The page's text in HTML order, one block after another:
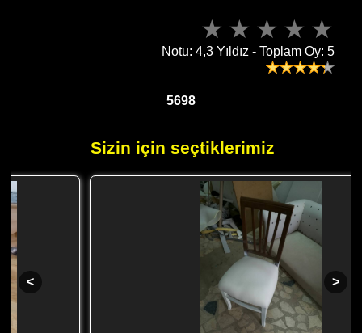
Notu: 4,3 Yıldız - Toplam Oy: 5
5698
Sizin için seçtiklerimiz